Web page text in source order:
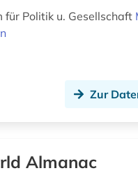
nachrichten (3)
national archives london (2)
für Politik u. Gesellschaft
Zur
Almanac